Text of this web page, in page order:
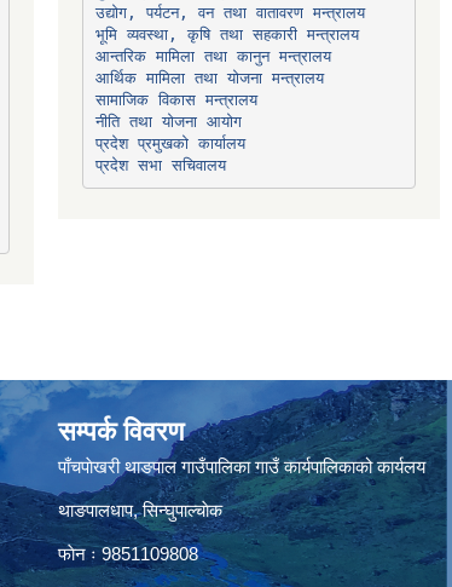
उद्योग, पर्यटन, वन तथा वातावरण मन्त्रालय
भूमि व्यवस्था, कृषि तथा सहकारी मन्त्रालय
आन्तरिक मामिला तथा कानुन मन्त्रालय
आर्थिक मामिला तथा योजना मन्त्रालय
सामाजिक विकास मन्त्रालय
नीति तथा योजना आयोग
प्रदेश प्रमुखको कार्यालय
प्रदेश सभा सचिवालय
सम्पर्क विवरण
पाँचपाेखरी थाङपाल गाउँपालिका गाउँ कार्यपालिकाको कार्यलय
थाङपालधाप, सिन्घुपाल्चाेक
फाेन ः 9851109808